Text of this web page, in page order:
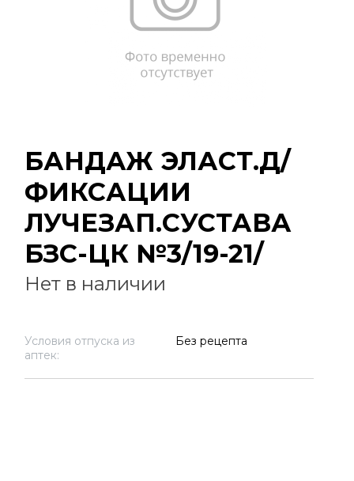
БАНДАЖ ЭЛАСТ.Д/
ФИКСАЦИИ
ЛУЧЕЗАП.СУСТАВА
БЗС-ЦК №3/19-21/
Нет в наличии
Условия отпуска из
аптек:
Без рецепта